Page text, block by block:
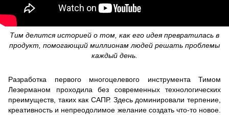
Тим делится историей о том, как его идея превратилась в
продукт, помогающий миллионам людей решать проблемы
каждый день.
Разработка первого многоцелевого инструмента Тимом
Лезерманом проходила без современных технологических
преимуществ, таких как САПР. Здесь доминировали терпение,
креативность и непреодолимое желание создать что-то новое.